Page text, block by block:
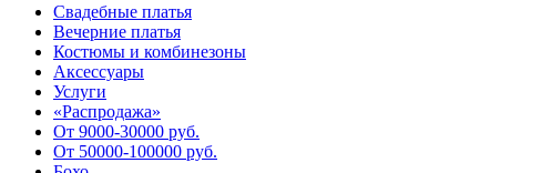
Свадебные платья
Вечерние платья
Костюмы и комбинезоны
Аксессуары
Услуги
«Распродажа»
От 9000-30000 руб.
От 50000-100000 руб.